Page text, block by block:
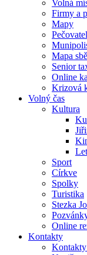
Volná
Firmy a
Mapy
Mapa
Senior
Online
Krizová
Volný čas
Kultura
Sport
Církve
Spolky
Turistika
Stezka
Online
Kontakty